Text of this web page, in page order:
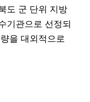
도 군 단위 지방
기관으로 선정되
을 대외적으로